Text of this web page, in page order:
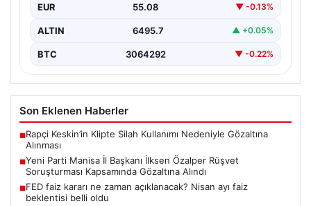
EUR 55.08 ▼ -0.13%
ALTIN 6495.7 ▲ +0.05%
BTC 3064292 ▼ -0.22%
Son Eklenen Haberler
■Rapçi Keskin’in Klipte Silah Kullanımı Nedeniyle Gözaltına
Alınması
■Yeni Parti Manisa İl Başkanı İlksen Özalper Rüşvet
Soruşturması Kapsamında Gözaltına Alındı
■FED faiz kararı ne zaman açıklanacak? Nisan ayı faiz
beklentisi belli oldu